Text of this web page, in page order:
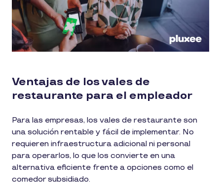
Ventajas de los vales de
restaurante para el empleador
Para las empresas, los vales de restaurante son
una solución rentable y fácil de implementar. No
requieren infraestructura adicional ni personal
para operarlos, lo que los convierte en una
alternativa eficiente frente a opciones como el
comedor subsidiado.